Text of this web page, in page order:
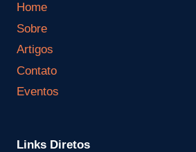
Home
Sobre
Artigos
Contato
Eventos
Links Diretos